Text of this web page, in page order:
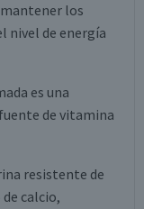
los
nivel de energía
es una
de vitamina
resistente de
calcio,